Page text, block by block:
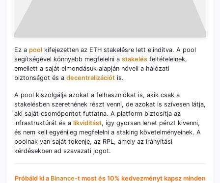
Ez a pool kifejezetten az ETH stakelésre lett elindítva. A pool
segítségével könnyebb megfelelni a stakelés feltételeinek,
emellett a saját elmondásuk alapján növeli a hálózati
biztonságot és a decentralizációt is.
A pool kiszolgálja azokat a felhasznlókat is, akik csak a
stakelésben szeretnének részt venni, de azokat is szívesen látja,
aki saját csomópontot futtatna. A platform biztosítja az
infrastruktúrát és a likviditást, így gyorsan lehet pénzt kivenni,
és nem kell egyénileg megfelelni a staking követelményeinek. A
poolnak van saját tokenje, az RPL, amely az irányítási
kérdésekben ad szavazati jogot.
Próbáld ki a Binance-t most és 10% kedvezményt kapsz minden